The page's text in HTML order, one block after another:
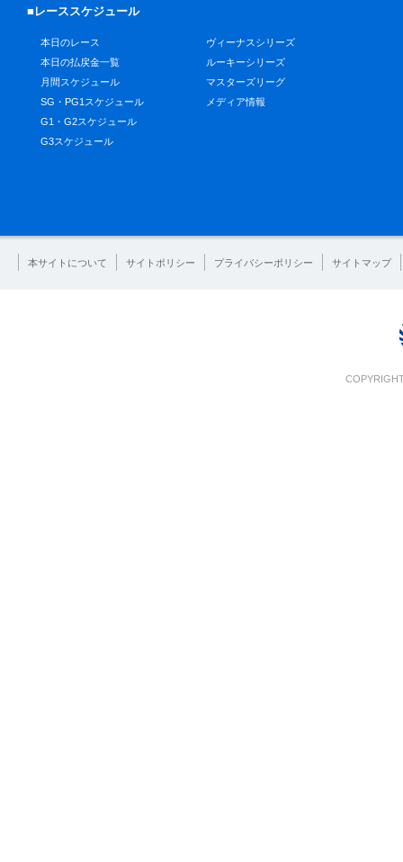
■レーススケジュール
本日のレース
本日の払戻金一覧
月間スケジュール
SG・PG1スケジュール
G1・G2スケジュール
G3スケジュール
ヴィーナスシリーズ
ルーキーシリーズ
マスターズリーグ
メディア情報
本サイトについて サイトポリシー プライバシーポリシー サイトマップ